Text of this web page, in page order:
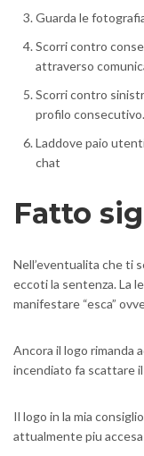
Guarda le
Scorri contro
attraverso
Scorri contro
profilo consecutivo.
Laddove paio
chat
Fatto
Nell’eventualita che ti
eccoti la sentenza. La
manifestare “esca”
Ancora il logo rimanda
incendiato fa scattare
Il logo in la mia
attualmente piu